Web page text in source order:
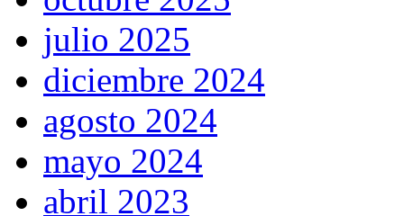
julio 2025
diciembre 2024
agosto 2024
mayo 2024
abril 2023